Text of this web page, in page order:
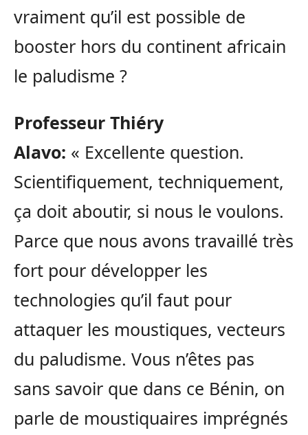
vraiment qu’il est possible de
booster hors du continent africain
le paludisme ?
Professeur Thiéry
Alavo: « Excellente question.
Scientifiquement, techniquement,
ça doit aboutir, si nous le voulons.
Parce que nous avons travaillé très
fort pour développer les
technologies qu’il faut pour
attaquer les moustiques, vecteurs
du paludisme. Vous n’êtes pas
sans savoir que dans ce Bénin, on
parle de moustiquaires imprégnés